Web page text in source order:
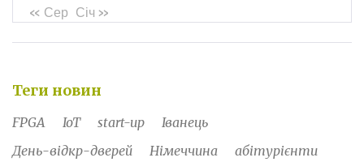
« Сер Січ »
Теги новин
FPGA IoT start-up
Іванець
День-відкр-дверей
Німеччина
абітурієнти